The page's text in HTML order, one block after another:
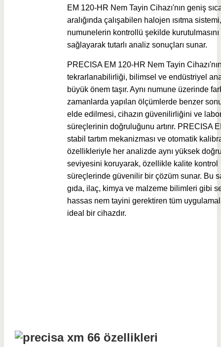
EM 120-HR Nem Tayin Cihazı'nın geniş
aralığında çalışabilen halojen ısıtma sistemi,
numunelerin kontrollü şekilde kurutulmasını
sağlayarak tutarlı analiz sonuçları sunar.
PRECISA EM 120-HR Nem Tayin
tekrarlanabilirliği, bilimsel ve endüstriyel
büyük önem taşır. Aynı numune üzerinde
zamanlarda yapılan ölçümlerde benzer
elde edilmesi, cihazın güvenilirliğini ve
süreçlerinin doğruluğunu artırır. PRECISA
stabil tartım mekanizması ve otomatik
özellikleriyle her analizde aynı yüksek
seviyesini koruyarak, özellikle kalite kontrol
süreçlerinde güvenilir bir çözüm sunar. Bu
gıda, ilaç, kimya ve malzeme bilimleri gibi
hassas nem tayini gerektiren tüm
ideal bir cihazdır.